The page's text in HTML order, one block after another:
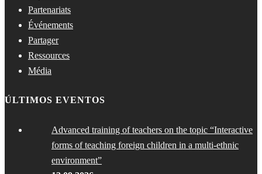
Partenariats
Événements
Partager
Ressources
Média
ÚLTIMOS EVENTOS
Advanced training of teachers on the topic “Interactive
forms of teaching foreign children in a multi-ethnic
environment”